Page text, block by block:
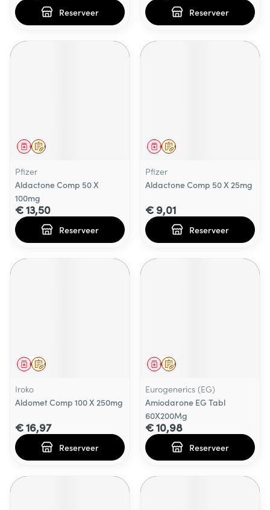
Reserveer Reserveer
Op voorschrift
Geneesmiddel
Pfizer
Aldactone Comp 50 X
100mg
€ 13,50
Reserveer
Op voorschrift
Geneesmiddel
Pfizer
Aldactone Comp 50 X 25mg
€ 9,01
Reserveer
Op voorschrift
Geneesmiddel
Iroko
Aldomet Comp 100 X 250mg
€ 16,97
Reserveer
Op voorschrift
Geneesmiddel
Eurogenerics (EG)
Amiodarone EG Tabl
60X200Mg
€ 10,98
Reserveer